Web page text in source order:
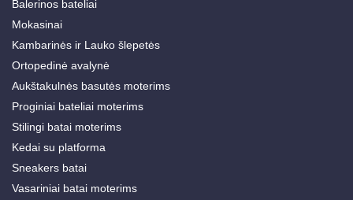
Balerinos bateliai
Mokasinai
Kambarinės ir Lauko šlepetės
Ortopedinė avalynė
Aukštakulnės basutės moterims
Proginiai bateliai moterims
Stilingi batai moterims
Kedai su platforma
Sneakers batai
Vasariniai batai moterims